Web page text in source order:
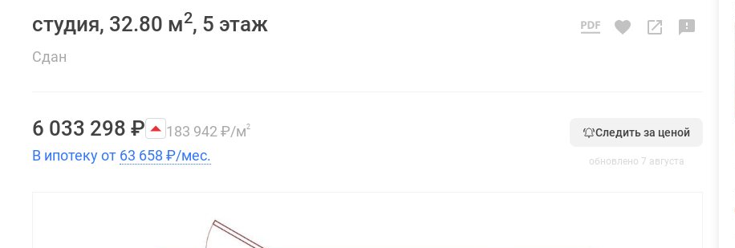
студия, 32.80 м2, 5 этаж
Сдан
6 033 298 ₽ 183 942 ₽/м2
В ипотеку от 63 658 ₽/мес.
Следить за ценой
обновлено 7 августа